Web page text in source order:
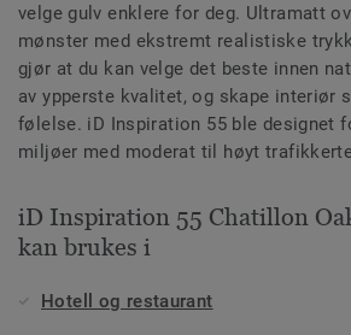
velge gulv enklere for deg. Ultramatt
mønster med ekstremt realistiske
gjør at du kan velge det beste innen
av ypperste kvalitet, og skape interiør
følelse. iD Inspiration 55 ble designet
miljøer med moderat til høyt
iD Inspiration 55 Chatillon
kan brukes i
Hotell og restaurant